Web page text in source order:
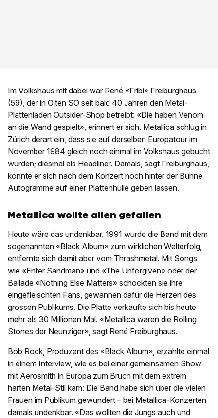
Im Volkshaus mit dabei war René «Fribi» Freiburghaus
(59), der in Olten SO seit bald 40 Jahren den Metal-
Plattenladen Outsider-Shop betreibt: «Die haben Venom
an die Wand gespielt», erinnert er sich. Metallica schlug in
Zürich derart ein, dass sie auf derselben Europatour im
November 1984 gleich noch einmal im Volkshaus gebucht
wurden; diesmal als Headliner. Damals, sagt Freiburghaus,
konnte er sich nach dem Konzert noch hinter der Bühne
Autogramme auf einer Plattenhülle geben lassen.
Metallica wollte allen gefallen
Heute wäre das undenkbar. 1991 wurde die Band mit dem
sogenannten «Black Album» zum wirklichen Welterfolg,
entfernte sich damit aber vom Thrashmetal. Mit Songs
wie «Enter Sandman» und «The Unforgiven» oder der
Ballade «Nothing Else Matters» schockten sie ihre
eingefleischten Fans, gewannen dafür die Herzen des
grossen Publikums. Die Platte verkaufte sich bis heute
mehr als 30 Millionen Mal. «Metallica waren die Rolling
Stones der Neunziger», sagt René Freiburghaus.
Bob Rock, Produzent des «Black Album», erzählte einmal
in einem Interview, wie es bei einer gemeinsamen Show
mit Aerosmith in Europa zum Bruch mit dem extrem
harten Metal-Stil kam: Die Band habe sich über die vielen
Frauen im Publikum gewundert – bei Metallica-Konzerten
damals undenkbar. «Das wollten die Jungs auch und